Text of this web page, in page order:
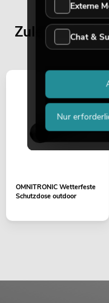
Zuletzt
OMNITRONIC Wetterfeste
Schutzdose outdoor
Externe
Chat &
Nur